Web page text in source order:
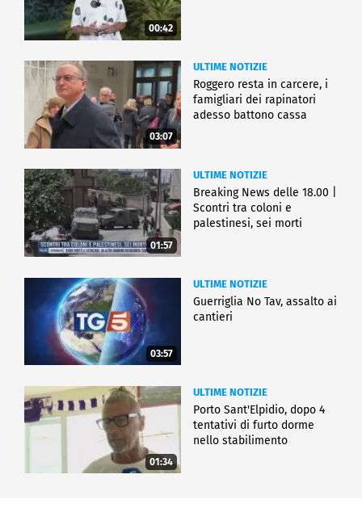
00:42
03:07
ULTIME NOTIZIE
Roggero resta in carcere, i
famigliari dei rapinatori
adesso battono cassa
01:57
ULTIME NOTIZIE
Breaking News delle 18.00 |
Scontri tra coloni e
palestinesi, sei morti
03:57
ULTIME NOTIZIE
Guerriglia No Tav, assalto ai
cantieri
01:34
ULTIME NOTIZIE
Porto Sant'Elpidio, dopo 4
tentativi di furto dorme
nello stabilimento